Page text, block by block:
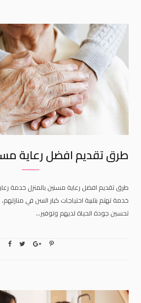
طرق تقديم افضل رعاية
طرق تقديم افضل رعاية مسنين بالمنزل خدمة
خدمة تهتم بتلبية احتياجات كبار السن في
تحسين جودة الحياة لديهم وتوفير…